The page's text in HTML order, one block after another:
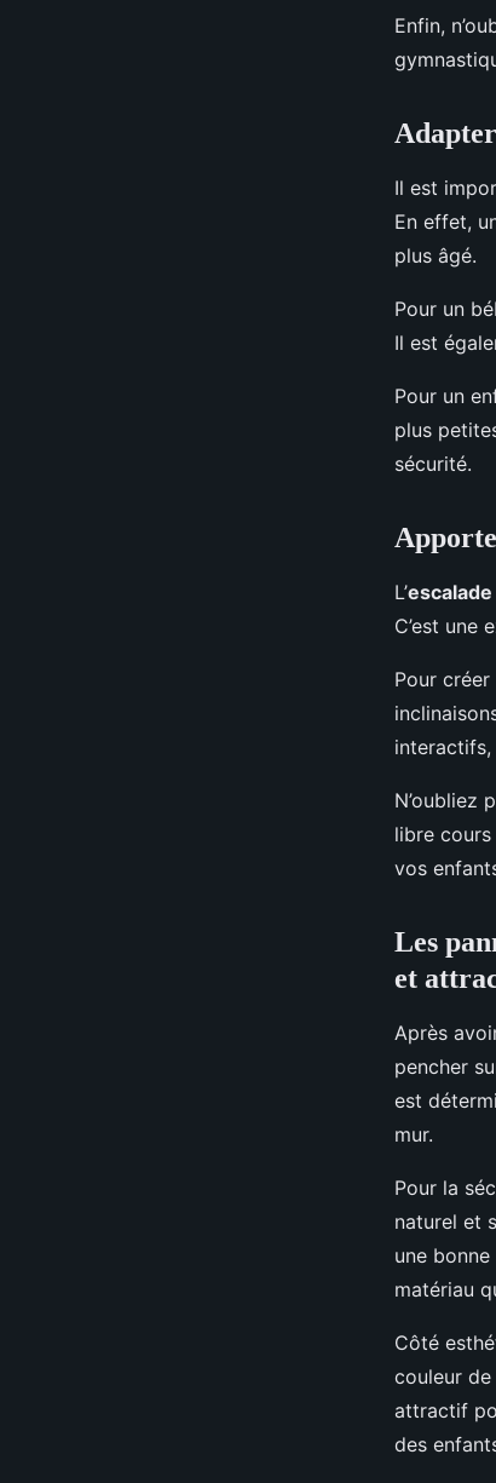
Enfin,
Il est
En effet,
plus âgé.
Pour un
Il est
Pour un
plus
sécurité.
L’
C’est une
Pour
interactifs,
N’oubliez
libre cours
vos
Les
et
Après
pencher
est
mur.
Pour la
naturel et
une
matériau
Côté
couleur
attractif
des